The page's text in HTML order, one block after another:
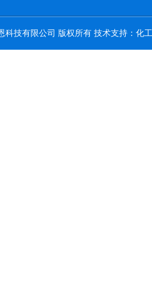
科技有限公司 版权所有 技术支持： 化